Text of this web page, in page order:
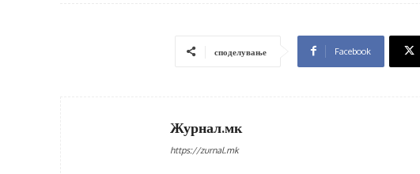
споделување Facebook
Журнал.мк
https://zurnal.mk